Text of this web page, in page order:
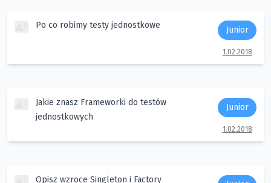
Po co robimy testy jednostkowe Junior
1.02.2018
Jakie znasz Frameworki do testów
jednostkowych
Junior
1.02.2018
Opisz wzroce Singleton i Factory